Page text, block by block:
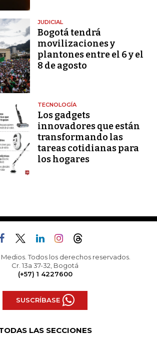
JUDICIAL
Bogotá tendrá
movilizaciones y
plantones entre el 6 y el
8 de agosto
TECNOLOGÍA
Los gadgets
innovadores que están
transformando las
tareas cotidianas para
los hogares
Medios. Todos los derechos reservados.
Cr. 13a 37-32, Bogotá
(+57) 1 4227600
SUSCRÍBASE
LAS SECCIONES